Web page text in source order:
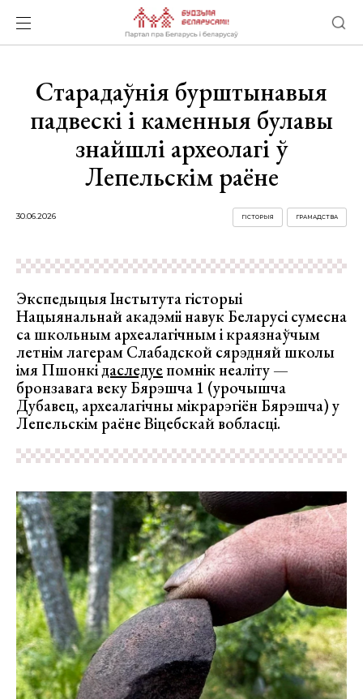
Старадаўнія бурштынавыя
падвескі і каменныя булавы
знайшлі археолагі ў
Лепельскім раёне
30.06.2026 ГРАМАДСТВА
ГІСТОРЫЯ
Экспедыцыя Інстытута гісторыі
Нацыянальнай акадэміі навук Беларусі сумесна
са школьным археалагічным і краязнаўчым
летнім лагерам Слабадской сярэдняй школы
імя Пшонкідаследуепомнік неаліту —
бронзавага веку Бярэшча 1 (урочышча
Дубавец, археалагічны мікрарэгіён Бярэшча) у
Лепельскім раёне Віцебскай вобласці.